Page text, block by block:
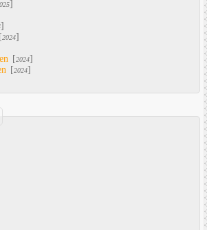
]
]
[2024]
[2024]
[2024]